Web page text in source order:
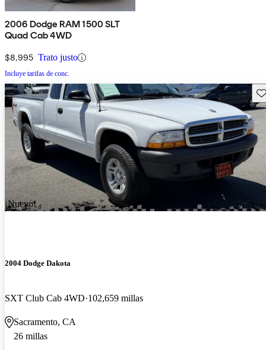
2006 Dodge RAM 1500 SLT
Quad Cab 4WD
$8,995 Trato justo
Incluye tarifas de conc.
¡Nuevo!
2004 Dodge Dakota
SXT Club Cab 4WD 102,659 millas
Sacramento, CA
26 millas